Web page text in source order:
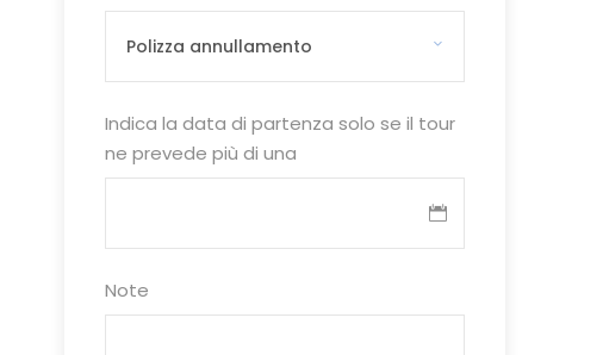
Indica la data di partenza solo se il tour
ne prevede più di una
Note